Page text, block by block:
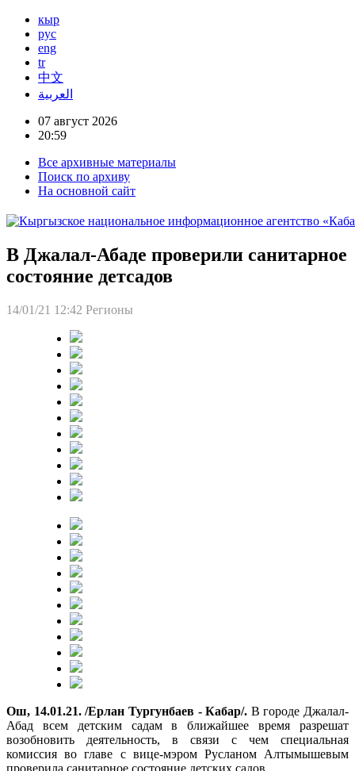
кыр
рус
eng
tr
中文
العربية
07 август 2026
20:59
Все архивные материалы
Поиск по архиву
На основной сайт
В Джалал-Абаде проверили санитарное
состояние детсадов
14/01/21 12:42 Регионы
Ош, 14.01.21. /Ерлан Тургунбаев - Кабар/. В городе Джалал-
Абад всем детским садам в ближайшее время разрешат
возобновить деятельность, в связи с чем специальная
комиссия во главе с вице-мэром Русланом Алтымышевым
проверила санитарное состояние детских садов.